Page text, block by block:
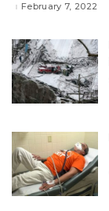
February 7, 2022